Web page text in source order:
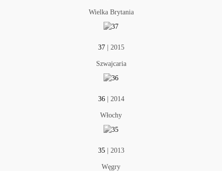
Wielka Brytania
37| 2015
Szwajcaria
36| 2014
Włochy
35| 2013
Węgry